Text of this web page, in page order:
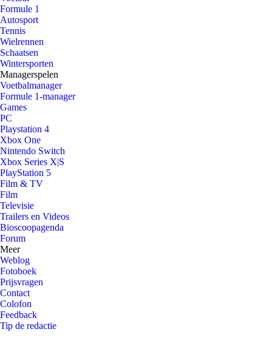
Formule 1
Autosport
Tennis
Wielrennen
Schaatsen
Wintersporten
Managerspelen
Voetbalmanager
Formule 1-manager
Games
PC
Playstation 4
Xbox One
Nintendo Switch
Xbox Series X|S
PlayStation 5
Film & TV
Film
Televisie
Trailers en Videos
Bioscoopagenda
Forum
Meer
Weblog
Fotoboek
Prijsvragen
Contact
Colofon
Feedback
Tip de redactie